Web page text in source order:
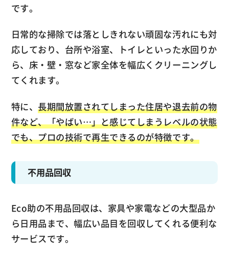
です。
日常的な掃除では落としきれない頑固な汚れにも対
応しており、台所や浴室、トイレといった水回りか
ら、床・壁・窓など家全体を幅広くクリーニングし
てくれます。
特に、長期間放置されてしまった住居や退去前の物
件など、「やばい…」と感じてしまうレベルの状態
でも、プロの技術で再生できるのが特徴です。
不用品回収
Eco助の不用品回収は、家具や家電などの大型品か
ら日用品まで、幅広い品目を回収してくれる便利な
サービスです。